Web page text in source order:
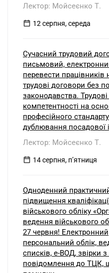
Лектор: Мойсеєнко Т.
12 серпня, середа
Сучасний трудовий
письмовий,
перевести працівників
трудові договори без
законодавства. Трудові
компетентності на
професійного
дублювання посадової
Лектор: Мойсеєнко Т.
14 серпня, пʼятниця
Одноденний
підвищення
військового обліку
ведення військового
27 червня! Електронний
персональний облік,
списків, е-ВОД, звірки
повідомлення до ТЦК,